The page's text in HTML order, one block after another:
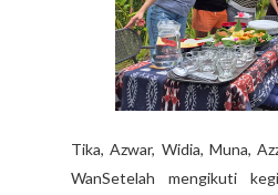
Tika, Azwar, Widia, Muna,
WanSetelah mengikuti